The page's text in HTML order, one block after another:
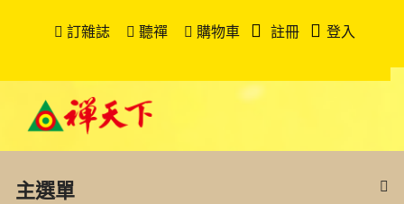
訂雜誌 聽禪 購物車 註冊 登入
主選單